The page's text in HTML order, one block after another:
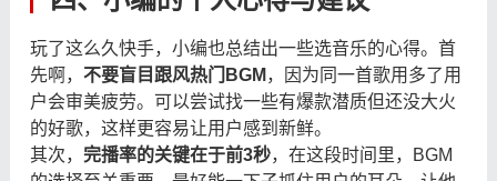
玩了这么久快手，小编也总结出一些选音乐的心得。首
先啊， 不要盲目跟风热门BGM ，因为同一首歌用多了用
户会审美疲劳。可以尝试找一些有爆款潜质但还没大火
的好歌，这样更容易让用户感到新鲜。
其次， 完播率的关键在于前3秒，在这段时间里，BGM